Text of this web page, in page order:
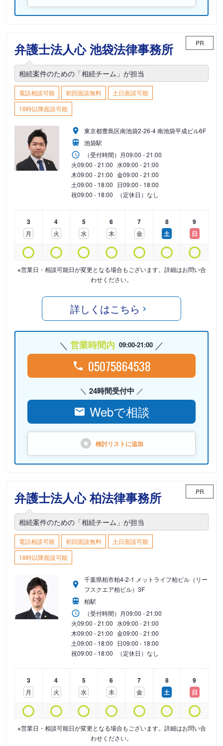
弁護士法人心 池袋法律事務所 PR
相続案件のための「相続チーム」が担当
電話相談可能 初回面談無料
土日面談可能
18時以降面談可能
東京都豊島区南池袋2-26-4 南池袋平成ビル6F
池袋駅
（受付時間） 月09:00 - 21:00
火09:00 - 21:00 水09:00 - 21:00
木09:00 - 21:00 金09:00 - 21:00
土09:00 - 18:00 日09:00 - 18:00
祝09:00 - 18:00 （定休日）なし
3
月
4
火
5
水
6
木
7
金
8
土
9
日
※営業日・相談可能日が変更となる場合もございます。詳細はお問い合
わせください。
詳しくはこちら
営業時間内 09:00-21:00
05075864538
24時間受付中
Webで相談
検討リストに追加
弁護士法人心 柏法律事務所 PR
相続案件のための「相続チーム」が担当
電話相談可能 初回面談無料
土日面談可能
18時以降面談可能
千葉県柏市柏4-2-1 メットライフ柏ビル（リー
フスクエア柏ビル）3F
柏駅
（受付時間） 月09:00 - 21:00
火09:00 - 21:00 水09:00 - 21:00
木09:00 - 21:00 金09:00 - 21:00
土09:00 - 18:00 日09:00 - 18:00
祝09:00 - 18:00 （定休日）なし
3
月
4
火
5
水
6
木
7
金
8
土
9
日
※営業日・相談可能日が変更となる場合もございます。詳細はお問い合
わせください。